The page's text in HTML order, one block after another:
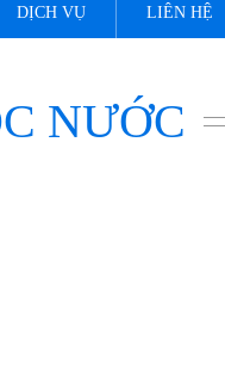
DỊCH VỤ LIÊN HỆ
NƯỚC